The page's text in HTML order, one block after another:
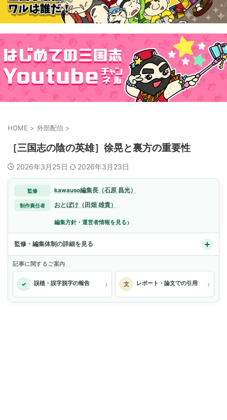
HOME > 外部配信 >
［三国志の陰の英雄］徐晃と裏方の重要性
2026年3月25日 2026年3月23日
監修 kawauso編集長（石原 昌光）
制作責任者 おとぼけ（田畑 雄貴）
編集方針・運営者情報を見る›
監修・編集体制の詳細を見る
記事に関するご案内
✓ 誤植・誤字脱字の報告 › 文 レポート・論文での引用 ›